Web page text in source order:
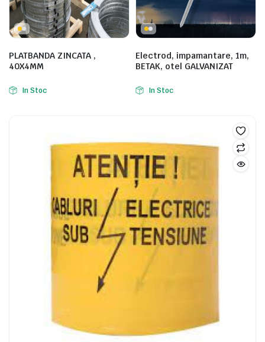
PLATBANDA ZINCATA ,
40X4MM
In Stoc
Electrod, impamantare, 1m,
BETAK, otel GALVANIZAT
In Stoc